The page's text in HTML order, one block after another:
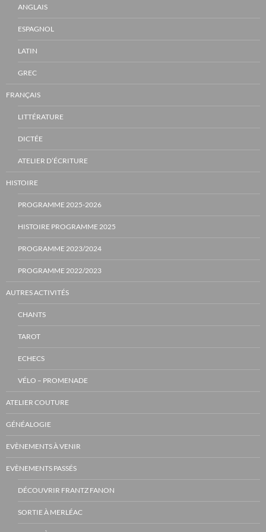
ANGLAIS
ESPAGNOL
LATIN
GREC
FRANÇAIS
LITTÉRATURE
DICTÉE
ATELIER D’ÉCRITURE
HISTOIRE
PROGRAMME 2025-2026
HISTOIRE PROGRAMME 2025
PROGRAMME 2023/2024
PROGRAMME 2022/2023
AUTRES ACTIVITÉS
CHANTS
TAROT
ECHECS
VÉLO – PROMENADE
ATELIER COUTURE
GÉNÉALOGIE
EVÈNEMENTS À VENIR
EVÈNEMENTS PASSÉS
DÉCOUVRIR FRANTZ FANON
SORTIE À MERLÉAC